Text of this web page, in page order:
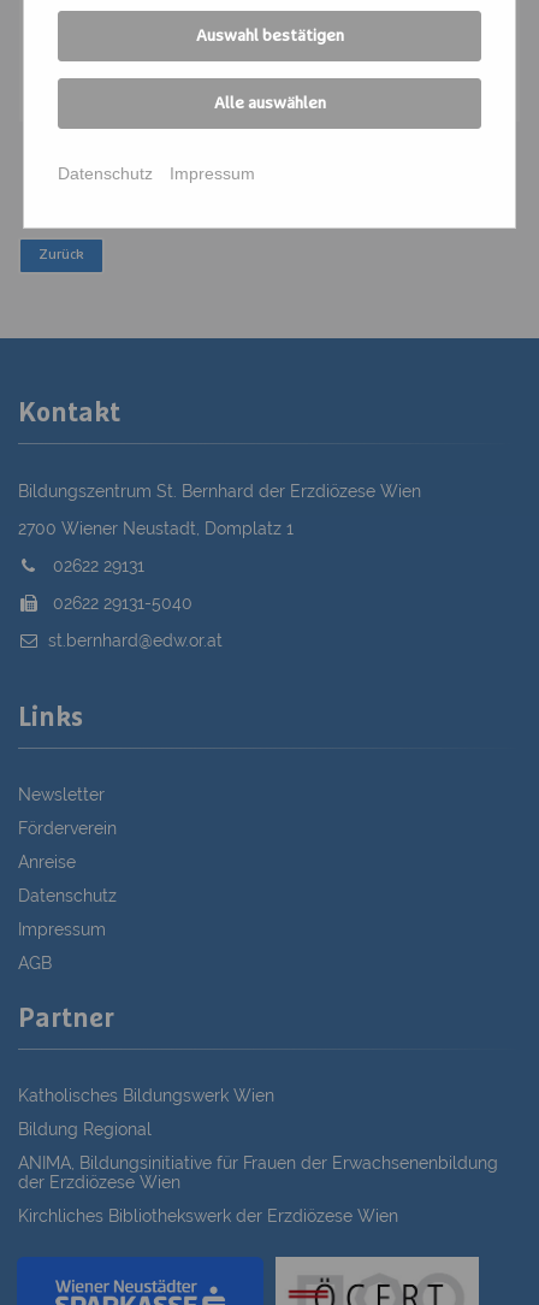
Infoartikel zu diesem Thema:STILLE - Zazen
Anmelden
Kontakt
Bildungszentrum St. Bernhard der Erzdiözese Wien
2700 Wiener Neustadt, Domplatz 1
02622 29131
02622 29131-5040
st.bernhard@edw.or.at
Links
Newsletter
Förderverein
Anreise
Datenschutz
Impressum
AGB
Partner
Katholisches Bildungswerk Wien
Bildung Regional
ANIMA, Bildungsinitiative für Frauen der Erwachsenenbildung
der Erzdiözese Wien
Kirchliches Bibliothekswerk der Erzdiözese Wien
Auswahl bestätigen
Alle auswählen
Datenschutz Impressum